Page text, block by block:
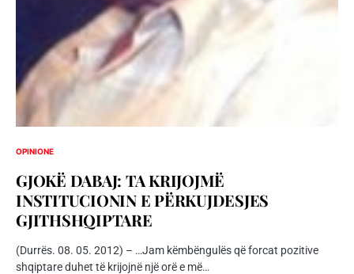
OPINIONE
GJOKË DABAJ: TA KRIJOJMË
INSTITUCIONIN E PËRKUJDESJES
GJITHSHQIPTARE
(Durrës. 08. 05. 2012) – …Jam këmbëngulës që forcat pozitive
shqiptare duhet të krijojnë një orë e më…